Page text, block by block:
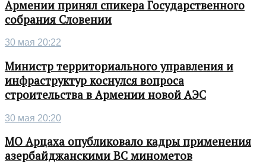
Армении принял спикера Государственного
собрания Словении
30 мая 20:22
Министр территориального управления и
инфраструктур коснулся вопроса
строительства в Армении новой АЭС
30 мая 20:20
МО Арцаха опубликовало кадры применения
азербайджанскими ВС минометов